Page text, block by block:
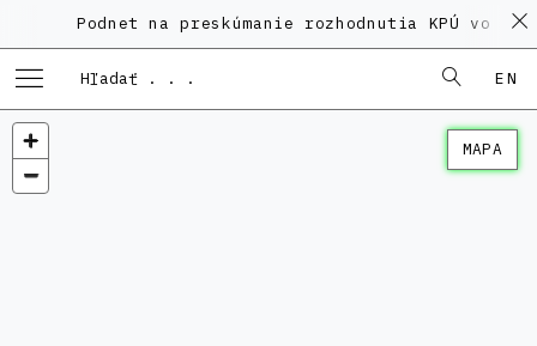
Podnet na preskúmanie rozhodnutia KPÚ vo
EN
MAPA